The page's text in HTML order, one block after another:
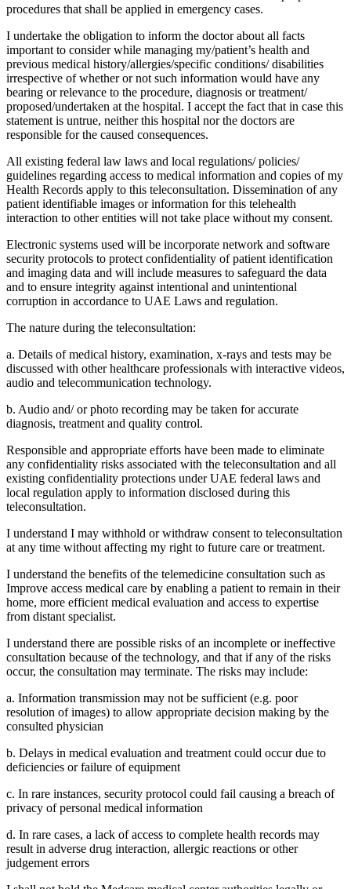
procedures that shall be applied in emergency cases.
I undertake the obligation to inform the doctor about all facts
important to consider while managing my/patient’s health and
previous medical history/allergies/specific conditions/ disabilities
irrespective of whether or not such information would have any
bearing or relevance to the procedure, diagnosis or treatment/
proposed/undertaken at the hospital. I accept the fact that in case this
statement is untrue, neither this hospital nor the doctors are
responsible for the caused consequences.
All existing federal law laws and local regulations/ policies/
guidelines regarding access to medical information and copies of my
Health Records apply to this teleconsultation. Dissemination of any
patient identifiable images or information for this telehealth
interaction to other entities will not take place without my consent.
Electronic systems used will be incorporate network and software
security protocols to protect confidentiality of patient identification
and imaging data and will include measures to safeguard the data
and to ensure integrity against intentional and unintentional
corruption in accordance to UAE Laws and regulation.
The nature during the teleconsultation:
a. Details of medical history, examination, x-rays and tests may be
discussed with other healthcare professionals with interactive videos,
audio and telecommunication technology.
b. Audio and/ or photo recording may be taken for accurate
diagnosis, treatment and quality control.
Responsible and appropriate efforts have been made to eliminate
any confidentiality risks associated with the teleconsultation and all
existing confidentiality protections under UAE federal laws and
local regulation apply to information disclosed during this
teleconsultation.
I understand I may withhold or withdraw consent to teleconsultation
at any time without affecting my right to future care or treatment.
I understand the benefits of the telemedicine consultation such as
Improve access medical care by enabling a patient to remain in their
home, more efficient medical evaluation and access to expertise
from distant specialist.
I understand there are possible risks of an incomplete or ineffective
consultation because of the technology, and that if any of the risks
occur, the consultation may terminate. The risks may include:
a. Information transmission may not be sufficient (e.g. poor
resolution of images) to allow appropriate decision making by the
consulted physician
b. Delays in medical evaluation and treatment could occur due to
deficiencies or failure of equipment
c. In rare instances, security protocol could fail causing a breach of
privacy of personal medical information
d. In rare cases, a lack of access to complete health records may
result in adverse drug interaction, allergic reactions or other
judgement errors